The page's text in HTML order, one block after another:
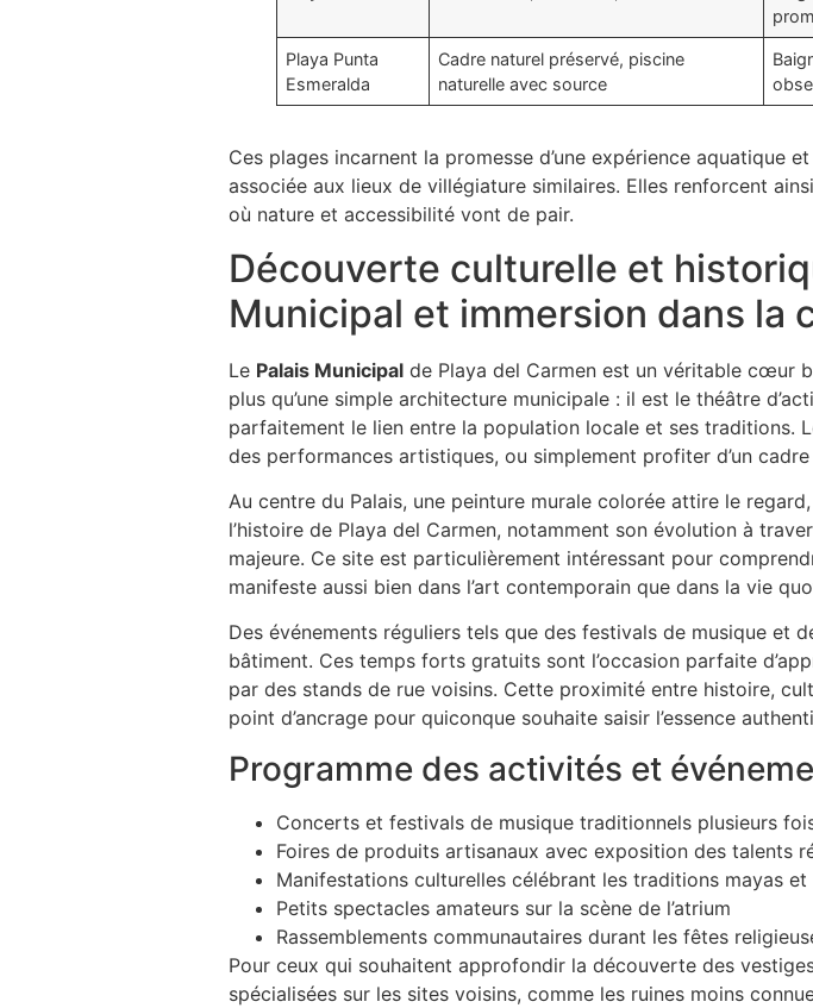
Playa Punta
Esmeralda
Cadre naturel préservé, piscine
naturelle avec source
Ces plages incarnent la promesse d’une expérience aquatique
associée aux lieux de villégiature similaires. Elles renforcent
où nature et accessibilité vont de pair.
Découverte culturelle et
Municipal et immersion dans la
Le Palais Municipal de Playa del Carmen est un véritable cœur
plus qu’une simple architecture municipale : il est le théâtre
parfaitement le lien entre la population locale et ses traditions.
des performances artistiques, ou simplement profiter d’un
Au centre du Palais, une peinture murale colorée attire le
l’histoire de Playa del Carmen, notamment son évolution à
majeure. Ce site est particulièrement intéressant pour
manifeste aussi bien dans l’art contemporain que dans la vie
Des événements réguliers tels que des festivals de musique et
bâtiment. Ces temps forts gratuits sont l’occasion parfaite
par des stands de rue voisins. Cette proximité entre histoire,
point d’ancrage pour quiconque souhaite saisir l’essence
Programme des activités et
Concerts et festivals de musique traditionnels plusieurs
Foires de produits artisanaux avec exposition des talents
Manifestations culturelles célébrant les traditions mayas et
Petits spectacles amateurs sur la scène de l’atrium
Rassemblements communautaires durant les fêtes
Pour ceux qui souhaitent approfondir la découverte des
spécialisées sur les sites voisins, comme les ruines moins